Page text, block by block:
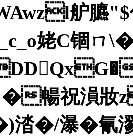
舮臕"$
姥C锢ㄇ\
暢祝溳妝
涾�/瀑�